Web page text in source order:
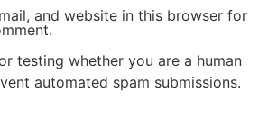
and website in this browser for
testing whether you are a human
automated spam submissions.